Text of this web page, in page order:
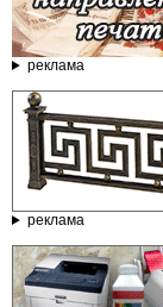
реклама
реклама